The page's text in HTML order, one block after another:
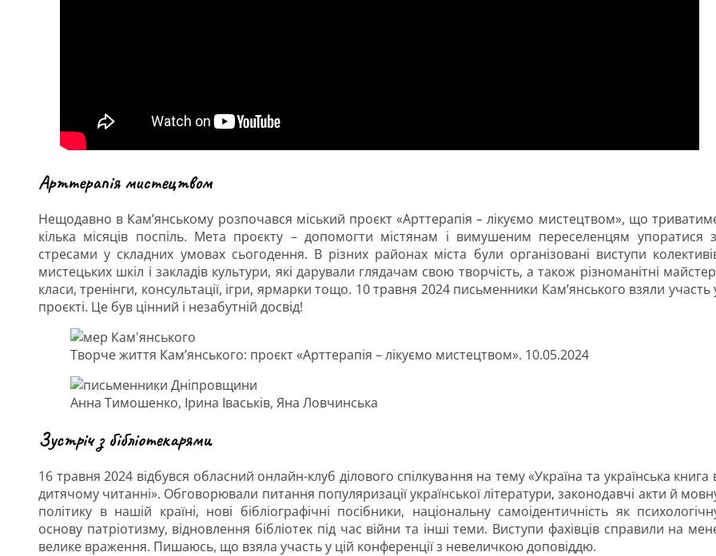
Арттерапія мистецтвом
Нещодавно в Кам’янському розпочався міський проєкт «Арттерапія – лікуємо мистецтвом», що
кілька місяців поспіль. Мета проєкту – допомогти містянам і вимушеним переселенцям упоратися
стресами у складних умовах сьогодення. В різних районах міста були організовані виступи
мистецьких шкіл і закладів культури, які дарували глядачам свою творчість, а також різноманітні
класи, тренінги, консультації, ігри, ярмарки тощо. 10 травня 2024 письменники Кам’янського взяли участь
проєкті. Це був цінний і незабутній досвід!
Творче життя Кам’янського: проєкт «Арттерапія – лікуємо мистецтвом». 10.05.2024
Анна Тимошенко, Ірина Іваськів, Яна Ловчинська
Зустріч з бібліотекарями
16 травня 2024 відбувся обласний онлайн-клуб ділового спілкування на тему «Україна та українська книга
дитячому читанні». Обговорювали питання популяризації української літератури, законодавчі акти й
політику в нашій країні, нові бібліографічні посібники, національну самоідентичність як
основу патріотизму, відновлення бібліотек під час війни та інші теми. Виступи фахівців справили на
велике враження. Пишаюсь, що взяла участь у цій конференції з невеличкою доповіддю.